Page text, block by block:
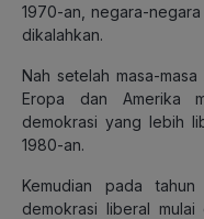
1970-an, negara-
dikalahkan.
Nah setelah masa-
Eropa dan Amerika
demokrasi yang lebih
1980-an.
Kemudian pada
demokrasi liberal